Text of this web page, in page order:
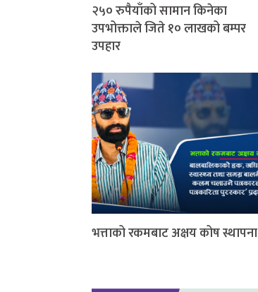
२५० रुपैयाँको सामान किनेका
उपभोक्ताले जिते १० लाखको बम्पर
उपहार
भत्ताको रकमबाट अक्षय कोष स्थापना